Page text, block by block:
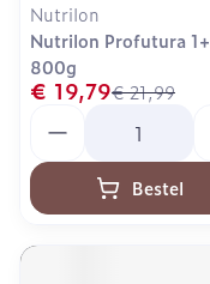
Nutrilon
Nutrilon Profutura 1+
800g
€ 21,99
€ 19,79
Bestel